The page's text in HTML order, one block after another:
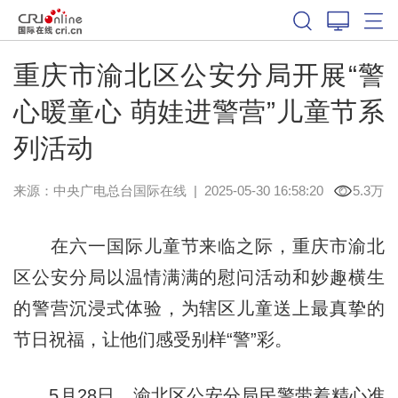
重庆市渝北区公安分局开展“警
心暖童心 萌娃进警营”儿童节系
列活动
来源：中央广电总台国际在线| 2025-05-30 16:58:20 5.3万
在六一国际儿童节来临之际，重庆市渝北
区公安分局以温情满满的慰问活动和妙趣横生
的警营沉浸式体验，为辖区儿童送上最真挚的
节日祝福，让他们感受别样“警”彩。